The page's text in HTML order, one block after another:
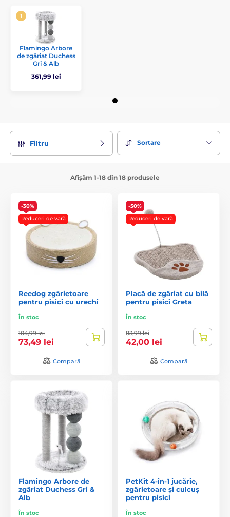
Flamingo Arbore
de zgâriat Duchess
Gri & Alb
361,99 lei
Filtru Sortare
Afișăm 1-18 din 18 produsele
-30%
Reduceri de vară
Reedog zgârietoare
pentru pisici cu urechi
În stoc
104,99 lei
73,49 lei
Compară
-50%
Reduceri de vară
Placă de zgâriat cu bilă
pentru pisici Greta
În stoc
83,99 lei
42,00 lei
Compară
Flamingo Arbore de
zgâriat Duchess Gri &
Alb
În stoc
PetKit 4-în-1 jucărie,
zgârietoare și culcuș
pentru pisici
În stoc